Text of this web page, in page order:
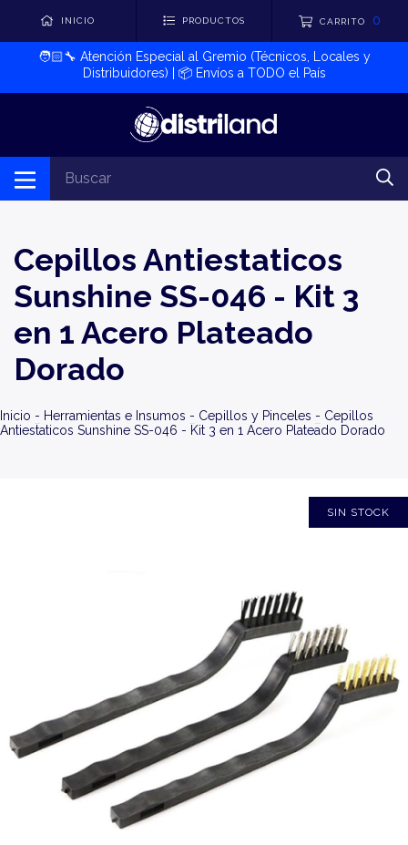
INICIO PRODUCTOS CARRITO 0
🧑🏻‍🔧​ Atención Especial al Gremio (Técnicos, Locales y
Distribuidores) | 📦​ Envíos a TODO el País
Cepillos Antiestaticos
Sunshine SS-046 - Kit 3
en 1 Acero Plateado
Dorado
Inicio - Herramientas e Insumos - Cepillos y Pinceles - Cepillos
Antiestaticos Sunshine SS-046 - Kit 3 en 1 Acero Plateado Dorado
SIN STOCK